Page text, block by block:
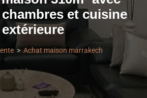
et cuisine
extérieure
Achat maison marrakech